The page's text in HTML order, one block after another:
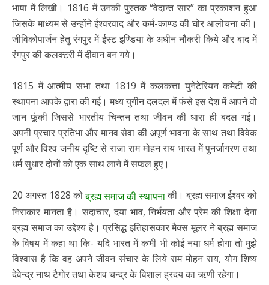
भाषा में लिखी। 1816 में उनकी पुस्तक “वेदान्त सार” का प्रकाशन हुआ
जिसके माध्यम से उन्होंने ईश्वरवाद और कर्म-काण्ड की घोर आलोचना की।
जीविकोपार्जन हेतु रंगपुर में ईस्ट इण्डिया के अधीन नौकरी किये और बाद में
रंगपुर की कलक्टरी में दीवान बन गये।
1815 में आत्मीय सभा तथा 1819 में कलकत्ता युनेटेरियन कमेटी की
स्थापना आपके द्वारा की गई। मध्य युगीन दलदल में फंसे इस देश में आपने वो
जान फूंकी जिससे भारतीय चिन्तन तथा जीवन की धारा ही बदल गई।
अपनी प्रचार प्रतिभा और मानव सेवा की अपूर्ण भावना के साथ तथा विवेक
पूर्ण और विश्व जनीय दृष्टि से राजा राम मोहन राय भारत में पुनर्जागरण तथा
धर्म सुधार दोनों को एक साथ लाने में सफल हुए।
20 अगस्त 1828 कोब्रह्म समाज की स्थापनाकी। ब्रह्म समाज ईश्वर को
निराकार मानता है। सदाचार, दया भाव, निर्भयता और प्रेम की शिक्षा देना
ब्रह्म समाज का उद्देश्य है। प्रसिद्ध इतिहासकार मैक्स मूलर ने ब्रह्म समाज
के विषय में कहा था कि- यदि भारत में कभी भी कोई नया धर्म होगा तो मुझे
विश्वास है कि वह अपने जीवन संचार के लिये राम मोहन राय, योग शिष्य
देवेन्द्र नाथ टैगोर तथा केशव चन्द्र के विशाल ह्रदय का ऋणी रहेगा।